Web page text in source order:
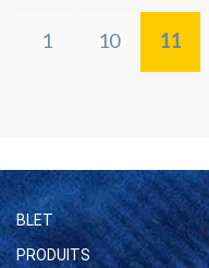
1 10 11
BLET
PRODUITS